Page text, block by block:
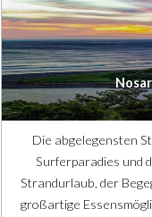
Die abgelegensten
Surferparadies und
Strandurlaub, der
großartige